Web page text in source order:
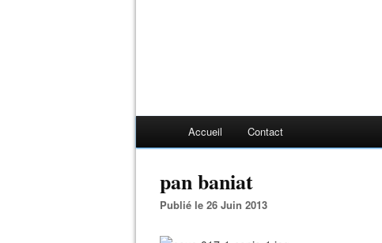
Accueil Contact
pan baniat
Publié le 26 Juin 2013